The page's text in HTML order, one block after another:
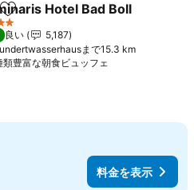
お気に入りに追加
Hotel Bad Boll
ルのランク
良い
5,187
まで15.3 km
類豊富な朝食ビュッフェ
料金を表示